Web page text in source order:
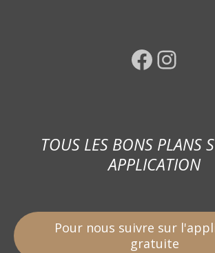
Facebook Instagram
TOUS LES BONS PLANS
APPLICATION
Pour nous suivre sur
gratuite